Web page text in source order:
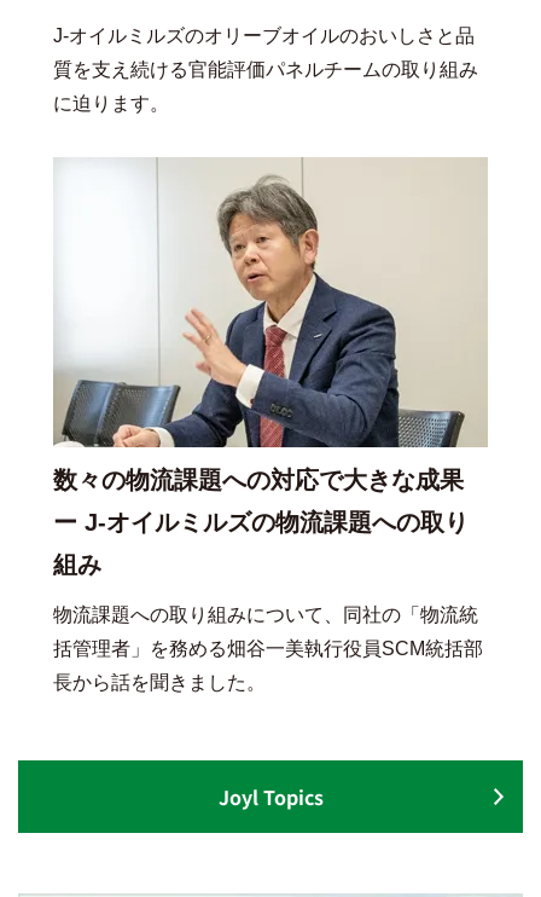
J-オイルミルズのオリーブオイルのおいしさと品
質を支え続ける官能評価パネルチームの取り組み
に迫ります。
数々の物流課題への対応で大きな成果
ー J-オイルミルズの物流課題への取り
組み
物流課題への取り組みについて、同社の「物流統
括管理者」を務める畑谷一美執行役員SCM統括部
長から話を聞きました。
Joyl Topics